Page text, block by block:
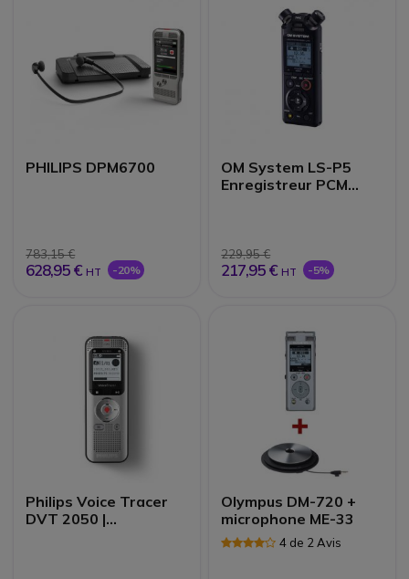
PHILIPS DPM6700
783,15 €
628,95 € HT -20%
OM System LS-P5
Enregistreur PCM
229,95 €
217,95 € HT -5%
Philips Voice Tracer
DVT 2050 |
Olympus DM-720 +
microphone ME-33
4 de 2 Avis